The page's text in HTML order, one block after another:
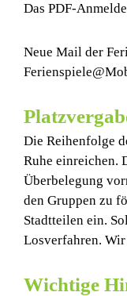
Das PDF-
Neue Mail der
Die Reihenfolge
Ruhe einreichen.
Überbelegung
den Gruppen zu
Stadtteilen ein.
Losverfahren.
Wichtige